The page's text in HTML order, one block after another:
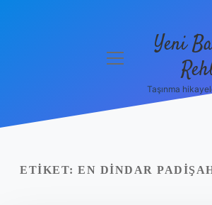
Politikası
menüyü
Yeni
Taşınma
ETIKET: EN DINDAR